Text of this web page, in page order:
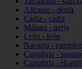
Alicante - dénia
Cádiz - cádiz
Málaga - nerja
León - león
Navarra -
Cantabria -
Cantabria - el-